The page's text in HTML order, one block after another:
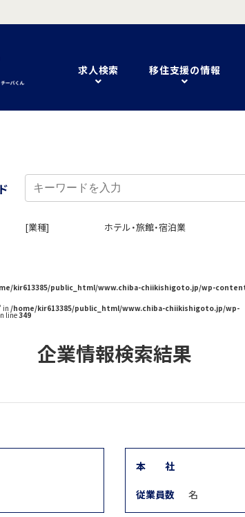
求人検索 移住支援の情報
[業種] ホテル・旅館・宿泊業
kir613385/public_html/www.chiba-chiikishigoto.jp/wp-
in /home/kir613385/public_html/www.chiba-chiikishigoto.jp/wp-
line349
企業情報検索結果
本 社
従業員数 名